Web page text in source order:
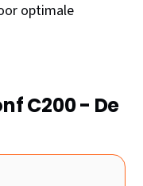
optimale
C200 - De